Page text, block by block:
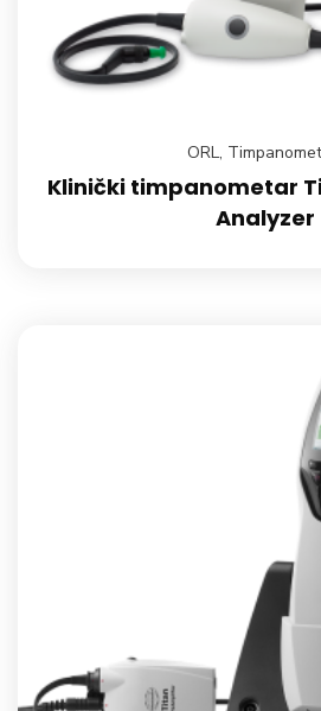
ORL,
Klinički timpanometar
Analyzer